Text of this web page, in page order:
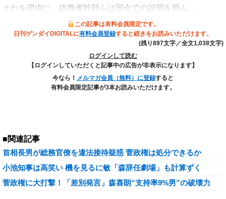
それを理由に、総務省幹部らは国会での説明を拒ん…
この記事は有料会員限定です。
日刊ゲンダイDIGITALに有料会員登録すると続きをお読みいただけます。
(残り897文字／全文1,038文字)
ログインして読む
【ログインしていただくと記事中の広告が非表示になります】
今なら！ メルマガ会員（無料）に登録すると
有料会員限定記事が3本お読みいただけます。
■関連記事
首相長男が総務官僚を違法接待疑惑 菅政権は処分できるか
小池知事は高笑い 機を見るに敏「森辞任劇場」も計算ずく
菅政権に大打撃！「差別発言」森喜朗“支持率9%男”の破壊力